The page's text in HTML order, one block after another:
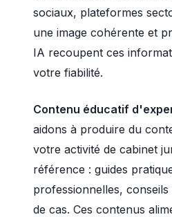
sociaux, plateformes
une image cohérente et
IA recoupent ces
votre fiabilité.
Contenu éducatif
aidons à produire du
votre activité de cabinet
référence : guides
professionnelles,
de cas. Ces contenus